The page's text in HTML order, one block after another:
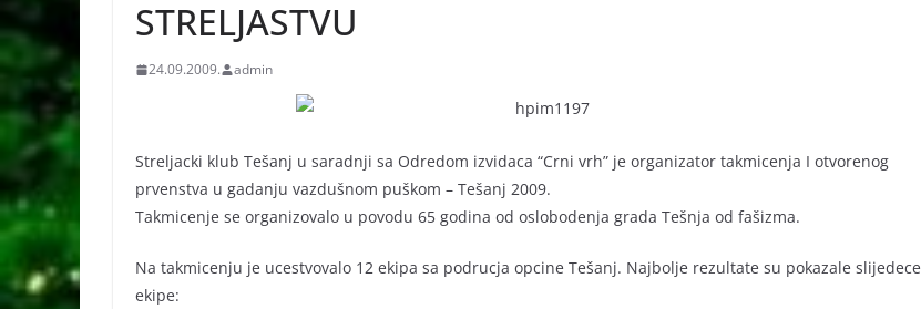
STRELJASTVU
24.09.2009. admin
Streljacki klub Tešanj u saradnji sa Odredom izvidaca “Crni vrh” je organizator takmicenja I otvorenog
prvenstva u gadanju vazdušnom puškom – Tešanj 2009.
Takmicenje se organizovalo u povodu 65 godina od oslobodenja grada Tešnja od fašizma.
Na takmicenju je ucestvovalo 12 ekipa sa podrucja opcine Tešanj. Najbolje rezultate su pokazale slijedece
ekipe: